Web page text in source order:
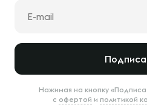
Нажимая на кнопку
с офертой и политикой